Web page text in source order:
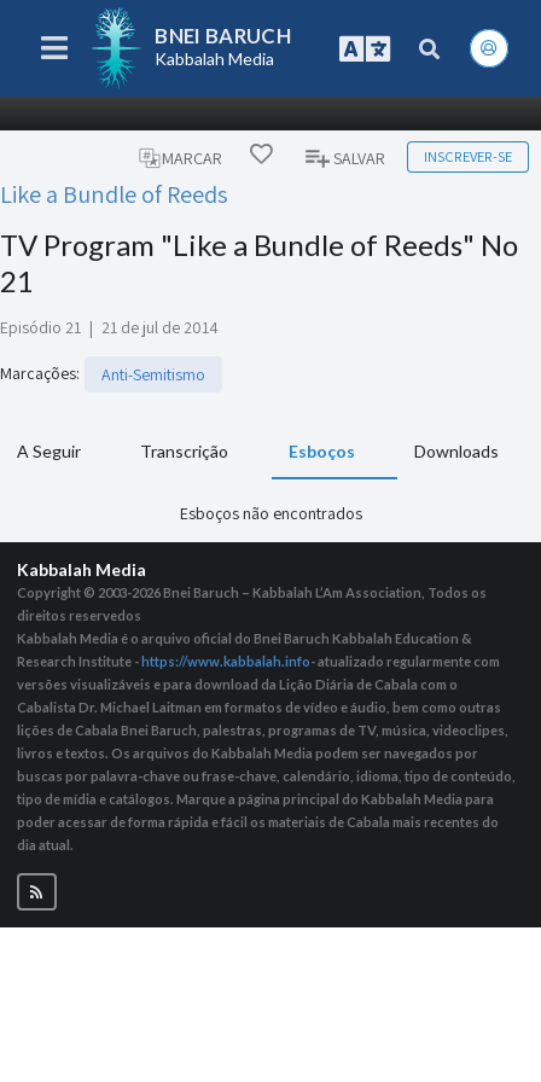
BNEI BARUCH
Kabbalah Media
MARCAR SALVAR INSCREVER-SE
Like a Bundle of Reeds
TV Program "Like a Bundle of Reeds" No
21
Episódio 21 | 21 de jul de 2014
Marcações: Anti-Semitismo
A Seguir Transcrição Esboços Downloads
Esboços não encontrados
Kabbalah Media
Copyright © 2003-2026Bnei Baruch – Kabbalah L’Am Association, Todos os
direitos reservedos
Kabbalah Media é o arquivo oficial do Bnei Baruch Kabbalah Education &
Research Institute - https://www.kabbalah.info- atualizado regularmente com
versões visualizáveis ​​e para download da Lição Diária de Cabala com o
Cabalista Dr. Michael Laitman em formatos de vídeo e áudio, bem como outras
lições de Cabala Bnei Baruch, palestras, programas de TV, música, videoclipes,
livros e textos. Os arquivos do Kabbalah Media podem ser navegados por
buscas por palavra-chave ou frase-chave, calendário, idioma, tipo de conteúdo,
tipo de mídia e catálogos. Marque a página principal do Kabbalah Media para
poder acessar de forma rápida e fácil os materiais de Cabala mais recentes do
dia atual.